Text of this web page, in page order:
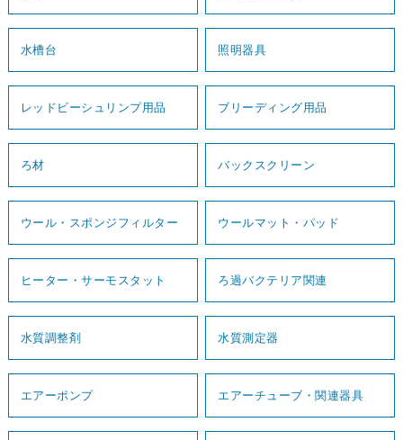
水槽台 照明器具
レッドビーシュリンプ用品 ブリーディング用品
ろ材 バックスクリーン
ウール・スポンジフィルター ウールマット・パッド
ヒーター・サーモスタット ろ過バクテリア関連
水質調整剤 水質測定器
エアーポンプ エアーチューブ・関連器具